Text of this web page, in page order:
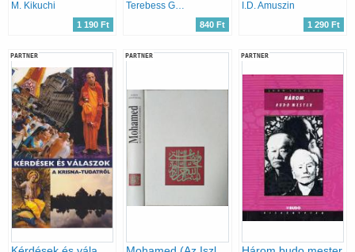
M. Kikuchi
1 190 Ft 840 Ft
I.D. Amuszin
1 290 Ft
PARTNER PARTNER PARTNER